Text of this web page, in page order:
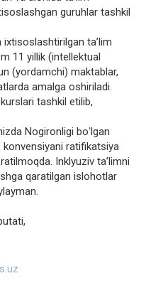
guruhlar tashkil
ixtisoslashtirilgan taʼlim
11 yillik (intellektual
(yordamchi) maktablar,
amalga oshiriladi.
tashkil etilib,
Nogironligi boʻlgan
konvensiyani ratifikatsiya
Inklyuziv taʼlimni
qaratilgan islohotlar